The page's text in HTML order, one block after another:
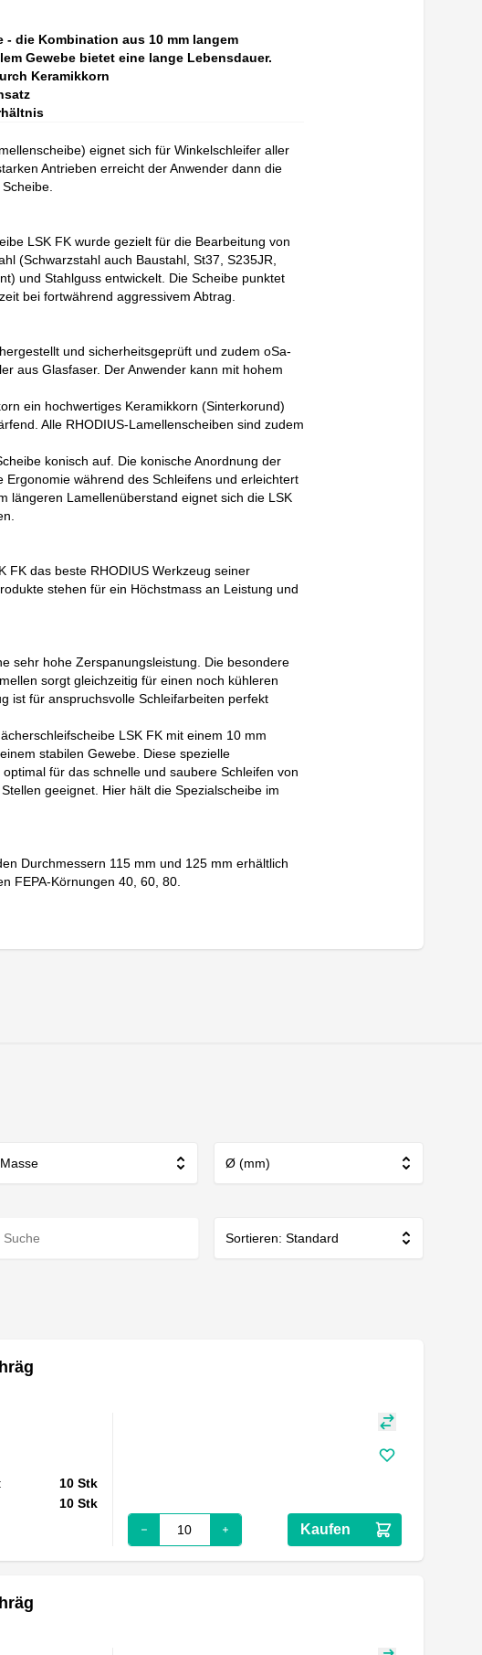
die Kombination aus 10 mm langem
Gewebe bietet eine lange Lebensdauer.
Keramikkorn
eignet sich für Winkelschleifer aller
Antrieben erreicht der Anwender dann die
LSK FK wurde gezielt für die Bearbeitung von
(Schwarzstahl auch Baustahl, St37, S235JR,
und Stahlguss entwickelt. Die Scheibe punktet
bei fortwährend aggressivem Abtrag.
und sicherheitsgeprüft und zudem oSa-
aus Glasfaser. Der Anwender kann mit hohem
ein hochwertiges Keramikkorn (Sinterkorund)
Alle RHODIUS-Lamellenscheiben sind zudem
konisch auf. Die konische Anordnung der
Ergonomie während des Schleifens und erleichtert
längeren Lamellenüberstand eignet sich die LSK
FK das beste RHODIUS Werkzeug seiner
stehen für ein Höchstmass an Leistung und
sehr hohe Zerspanungsleistung. Die besondere
sorgt gleichzeitig für einen noch kühleren
ist für anspruchsvolle Schleifarbeiten perfekt
LSK FK mit einem 10 mm
stabilen Gewebe. Diese spezielle
für das schnelle und saubere Schleifen von
geeignet. Hier hält die Spezialscheibe im
Durchmessern 115 mm und 125 mm erhältlich
FEPA-Körnungen 40, 60, 80.
Masse Ø (mm)
Sortieren: Standard
10 Stk
10 Stk
Kaufen